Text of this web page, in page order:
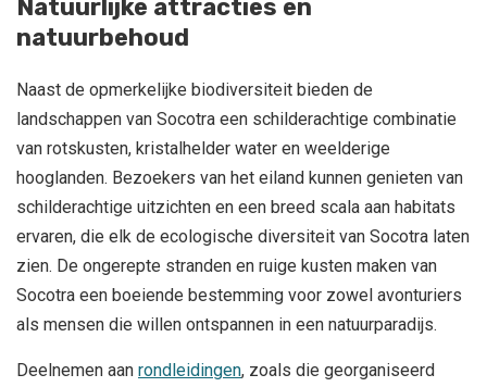
Natuurlijke attracties en
natuurbehoud
Naast de opmerkelijke biodiversiteit bieden de
landschappen van Socotra een schilderachtige combinatie
van rotskusten, kristalhelder water en weelderige
hooglanden. Bezoekers van het eiland kunnen genieten van
schilderachtige uitzichten en een breed scala aan habitats
ervaren, die elk de ecologische diversiteit van Socotra laten
zien. De ongerepte stranden en ruige kusten maken van
Socotra een boeiende bestemming voor zowel avonturiers
als mensen die willen ontspannen in een natuurparadijs.
Deelnemen aan rondleidingen, zoals die georganiseerd